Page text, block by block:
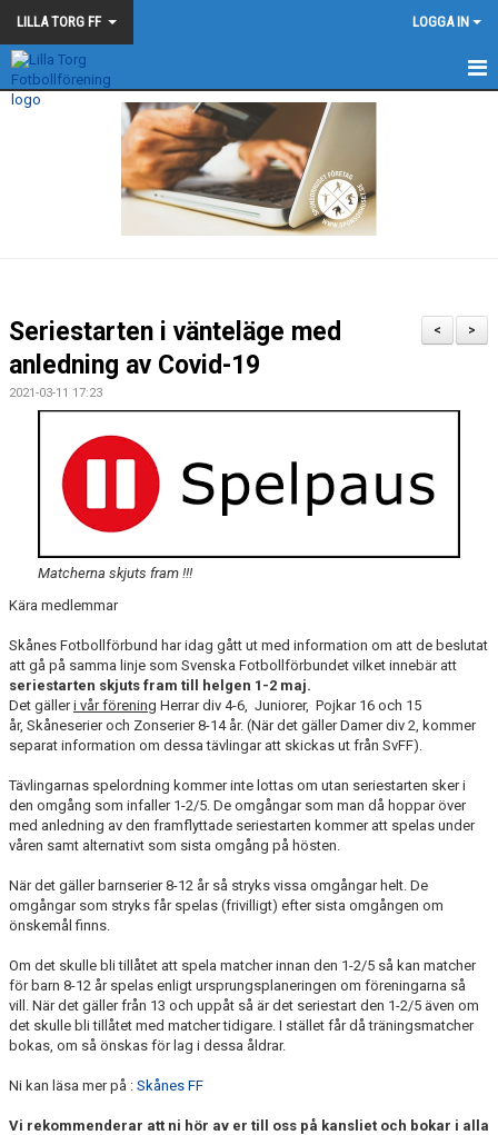
LILLA TORG FF LOGGA IN
LILLA TORG FF
>
<
Seriestarten i vänteläge med
anledning av Covid-19
2021-03-11 17:23
Matcherna skjuts fram !!!
Kära medlemmar
Skånes Fotbollförbund har idag gått ut med information om att de beslutat
att gå på samma linje som Svenska Fotbollförbundet vilket innebär att
seriestarten skjuts fram till helgen 1-2 maj.
Det gälleri vår förening Herrar div 4-6, Juniorer, Pojkar 16 och 15
år, Skåneserier och Zonserier 8-14 år. (När det gäller Damer div 2, kommer
separat information om dessa tävlingar att skickas ut från SvFF).
Tävlingarnas spelordning kommer inte lottas om utan seriestarten sker i
den omgång som infaller 1-2/5. De omgångar som man då hoppar över
med anledning av den framflyttade seriestarten kommer att spelas under
våren samt alternativt som sista omgång på hösten.
När det gäller barnserier 8-12 år så stryks vissa omgångar helt. De
omgångar som stryks får spelas (frivilligt) efter sista omgången om
önskemål finns.
Om det skulle bli tillåtet att spela matcher innan den 1-2/5 så kan matcher
för barn 8-12 år spelas enligt ursprungsplaneringen om föreningarna så
vill. När det gäller från 13 och uppåt så är det seriestart den 1-2/5 även om
det skulle bli tillåtet med matcher tidigare. I stället får då träningsmatcher
bokas, om så önskas för lag i dessa åldrar.
Ni kan läsa mer på : Skånes FF
Vi rekommenderar att ni hör av er till oss på kansliet och bokar i alla